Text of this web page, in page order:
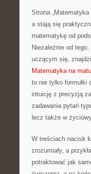
Strona
a stają się
matematykę od
Niezależnie od
uczącym się,
Matematyka na
to nie tylko formułki
intuicję z precyzją
zadawania pytań
lecz także w
W treściach nacisk
zrozumiały, a
potraktować jak